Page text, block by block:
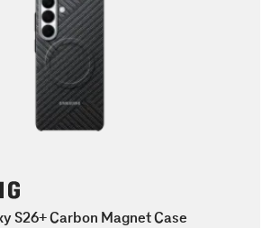
S26+ Carbon Magnet Case